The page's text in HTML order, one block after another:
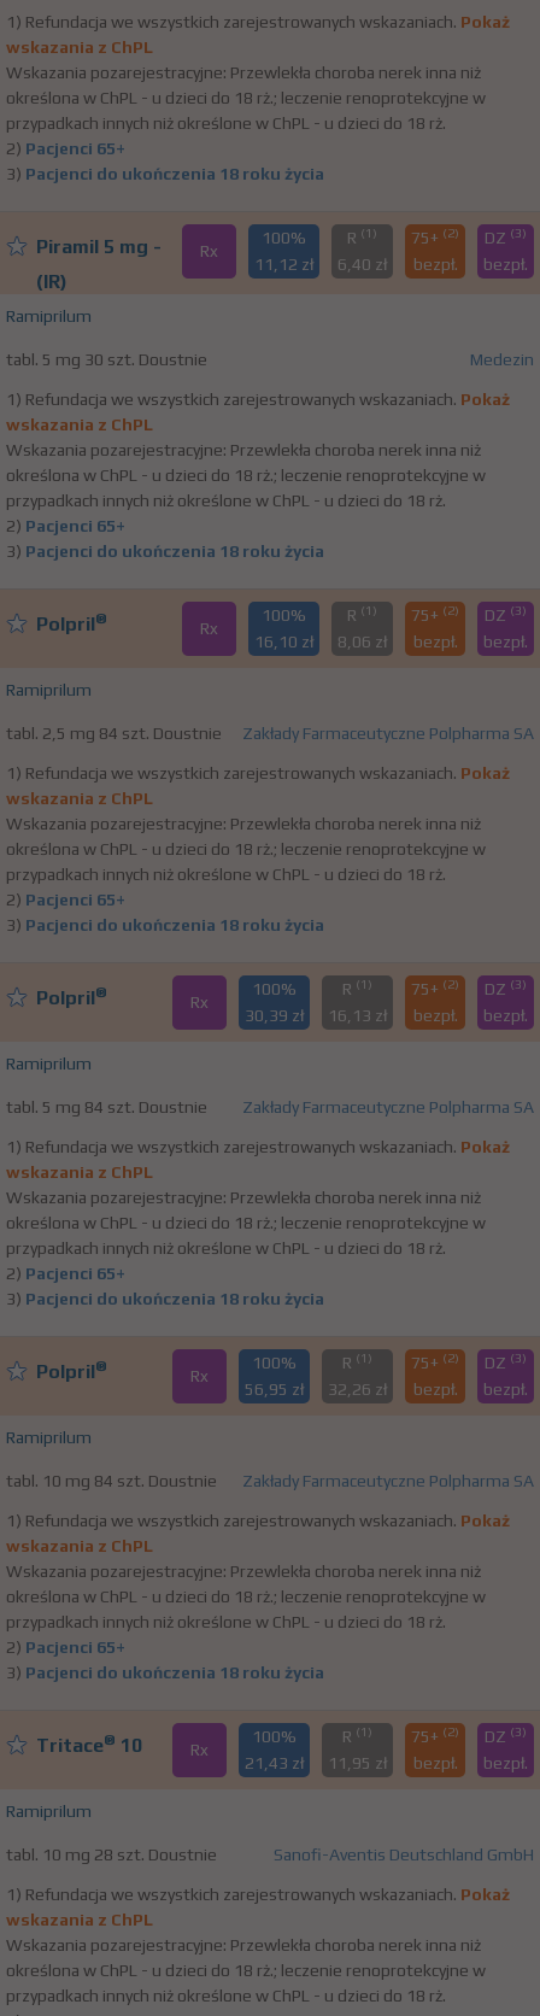
1) Refundacja we wszystkich zarejestrowanych wskazaniach. Pokaż
wskazania z ChPL
Wskazania pozarejestracyjne: Przewlekła choroba nerek inna niż
określona w ChPL - u dzieci do 18 rż.; leczenie renoprotekcyjne w
przypadkach innych niż określone w ChPL - u dzieci do 18 rż.
2) Pacjenci 65+
3) Pacjenci do ukończenia 18 roku życia
Piramil 5 mg -
(IR)
Rx
100%
11,12 zł
R (1)
6,40 zł
75+ (2)
bezpł.
DZ (3)
bezpł.
Ramiprilum
tabl. 5 mg 30 szt. Doustnie Medezin
1) Refundacja we wszystkich zarejestrowanych wskazaniach. Pokaż
wskazania z ChPL
Wskazania pozarejestracyjne: Przewlekła choroba nerek inna niż
określona w ChPL - u dzieci do 18 rż.; leczenie renoprotekcyjne w
przypadkach innych niż określone w ChPL - u dzieci do 18 rż.
2) Pacjenci 65+
3) Pacjenci do ukończenia 18 roku życia
Polpril® Rx
100%
16,10 zł
R (1)
8,06 zł
75+ (2)
bezpł.
DZ (3)
bezpł.
Ramiprilum
tabl. 2,5 mg 84 szt. Doustnie Zakłady Farmaceutyczne Polpharma SA
1) Refundacja we wszystkich zarejestrowanych wskazaniach. Pokaż
wskazania z ChPL
Wskazania pozarejestracyjne: Przewlekła choroba nerek inna niż
określona w ChPL - u dzieci do 18 rż.; leczenie renoprotekcyjne w
przypadkach innych niż określone w ChPL - u dzieci do 18 rż.
2) Pacjenci 65+
3) Pacjenci do ukończenia 18 roku życia
Polpril® Rx
100%
30,39 zł
R (1)
16,13 zł
75+ (2)
bezpł.
DZ (3)
bezpł.
Ramiprilum
tabl. 5 mg 84 szt. Doustnie Zakłady Farmaceutyczne Polpharma SA
1) Refundacja we wszystkich zarejestrowanych wskazaniach. Pokaż
wskazania z ChPL
Wskazania pozarejestracyjne: Przewlekła choroba nerek inna niż
określona w ChPL - u dzieci do 18 rż.; leczenie renoprotekcyjne w
przypadkach innych niż określone w ChPL - u dzieci do 18 rż.
2) Pacjenci 65+
3) Pacjenci do ukończenia 18 roku życia
Polpril® Rx
100%
56,95 zł
R (1)
32,26 zł
75+ (2)
bezpł.
DZ (3)
bezpł.
Ramiprilum
tabl. 10 mg 84 szt. Doustnie Zakłady Farmaceutyczne Polpharma SA
1) Refundacja we wszystkich zarejestrowanych wskazaniach. Pokaż
wskazania z ChPL
Wskazania pozarejestracyjne: Przewlekła choroba nerek inna niż
określona w ChPL - u dzieci do 18 rż.; leczenie renoprotekcyjne w
przypadkach innych niż określone w ChPL - u dzieci do 18 rż.
2) Pacjenci 65+
3) Pacjenci do ukończenia 18 roku życia
Tritace® 10 Rx
100%
21,43 zł
R (1)
11,95 zł
75+ (2)
bezpł.
DZ (3)
bezpł.
Ramiprilum
tabl. 10 mg 28 szt. Doustnie Sanofi-Aventis Deutschland GmbH
1) Refundacja we wszystkich zarejestrowanych wskazaniach. Pokaż
wskazania z ChPL
Wskazania pozarejestracyjne: Przewlekła choroba nerek inna niż
określona w ChPL - u dzieci do 18 rż.; leczenie renoprotekcyjne w
przypadkach innych niż określone w ChPL - u dzieci do 18 rż.